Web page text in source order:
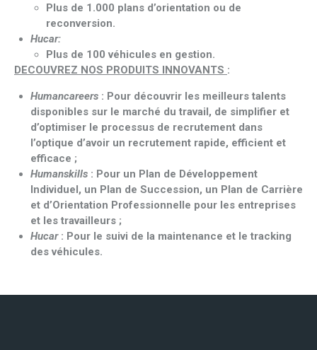
Plus de 1.000 plans d’orientation ou de
reconversion.
Hucar:
Plus de 100 véhicules en gestion.
DECOUVREZ NOS PRODUITS INNOVANTS :
Humancareers: Pour découvrir les meilleurs talents
disponibles sur le marché du travail, de simplifier et
d’optimiser le processus de recrutement dans
l’optique d’avoir un recrutement rapide, efficient et
efficace ;
Humanskills: Pour un Plan de Développement
Individuel, un Plan de Succession, un Plan de Carrière
et d’Orientation Professionnelle pour les entreprises
et les travailleurs ;
Hucar: Pour le suivi de la maintenance et le tracking
des véhicules.